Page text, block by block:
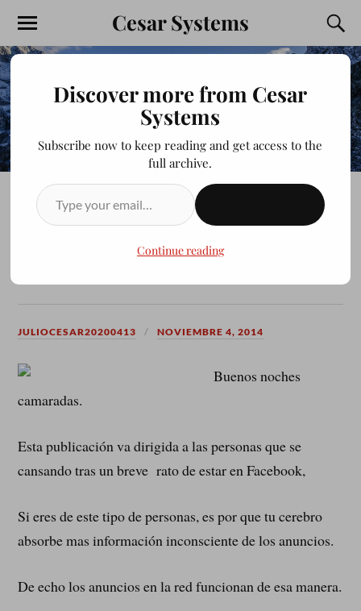
Cesar Systems
DISMINUIR CANSANCIO
MENTAL EN LA WEB
JULIOCESAR20200413 NOVIEMBRE 4, 2014
Buenos noches
camaradas.
Esta publicación va dirigida a las personas que se
cansando tras un breve rato de estar en Facebook,
Si eres de este tipo de personas, es por que tu cerebro
absorbe mas información inconsciente de los anuncios.
De echo los anuncios en la red funcionan de esa manera.
Discover more from Cesar
Systems
Subscribe now to keep reading and get access to the
full archive.
Continue reading